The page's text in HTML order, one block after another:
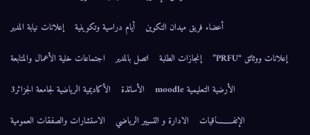
أعضاء فريق ميدان التكوين
أيام دراسية وتكوينية
إعلانات نيابة المدير
إعلانات ووثائق “PRFU”
إنجازات الطلبة اتصل بالمدير
اجتماعات خلية الأعمال والمتابعة
الأرضية التعليمية moodle
الأساتذة
الأكاديمية الرياضية لجامعة الجزائر3
الإتفــــــاقيات
الادارة و التسيير الرياضي
الاستشارات والصفقات العمومية